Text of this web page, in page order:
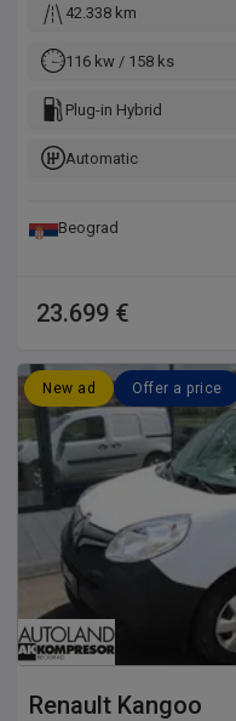
42.338 km
116 kw / 158 ks
Plug-in Hybrid
Automatic
Beograd
23.699 €
New ad Offer a price
Renault Kangoo